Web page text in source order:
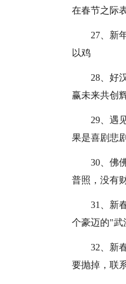
在春节之际
27、新
以鸡
28、好
赢未来共创
29、遇
果是喜剧悲
30、佛
普照，没有
31、新
个豪迈的"武
32、新
要抛掉，联